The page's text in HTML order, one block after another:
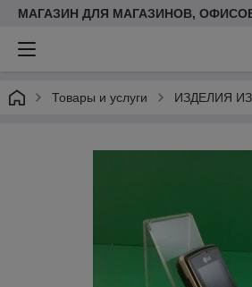
МАГАЗИН ДЛЯ МАГАЗИНОВ,
Товары и услуги ИЗДЕЛИЯ